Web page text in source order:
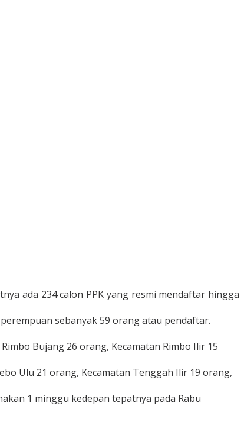
ada 234 calon PPK yang resmi mendaftar hingga
sebanyak 59 orang atau pendaftar.
Bujang 26 orang, Kecamatan Rimbo Ilir 15
Ulu 21 orang, Kecamatan Tenggah Ilir 19 orang,
1 minggu kedepan tepatnya pada Rabu